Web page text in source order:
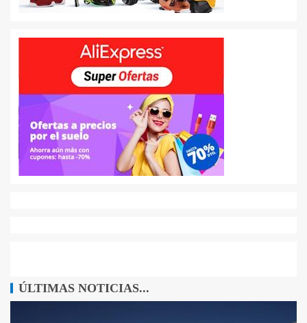
ÚLTIMAS NOTICIAS...